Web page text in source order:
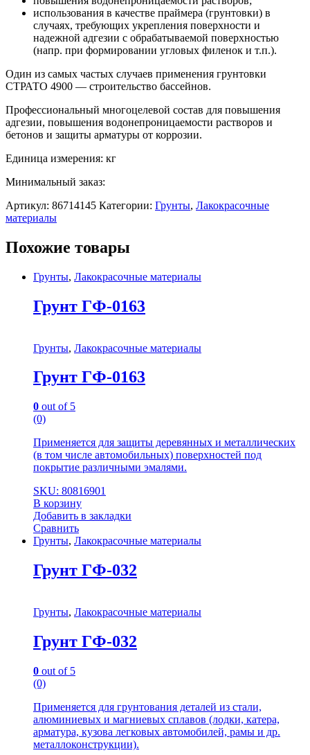
использования в качестве праймера (грунтовки) в
случаях, требующих укрепления поверхности и
надежной адгезии с обрабатываемой поверхностью
(напр. при формировании угловых филенок и т.п.).
Один из самых частых случаев применения грунтовки
СТРАТО 4900 — строительство бассейнов.
Профессиональный многоцелевой состав для повышения
адгезии, повышения водонепроницаемости растворов и
бетонов и защиты арматуры от коррозии.
Единица измерения: кг
Минимальный заказ:
Артикул: 86714145 Категории: Грунты, Лакокрасочные
материалы
Похожие товары
Грунты, Лакокрасочные материалы
Грунт ГФ-0163
Грунты, Лакокрасочные материалы
Грунт ГФ-0163
0 out of 5
(0)
Применяется для защиты деревянных и металлических
(в том числе автомобильных) поверхностей под
покрытие различными эмалями.
SKU: 80816901
В корзину
Добавить в закладки
Сравнить
Грунты, Лакокрасочные материалы
Грунт ГФ-032
Грунты, Лакокрасочные материалы
Грунт ГФ-032
0 out of 5
(0)
Применяется для грунтования деталей из стали,
алюминиевых и магниевых сплавов (лодки, катера,
арматура, кузова легковых автомобилей, рамы и др.
металлоконструкции).